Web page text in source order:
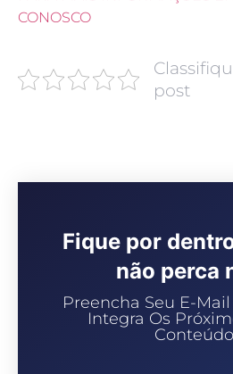
CONOSCO
post
Fique por
não perca
Preencha Seu E-
Integra Os